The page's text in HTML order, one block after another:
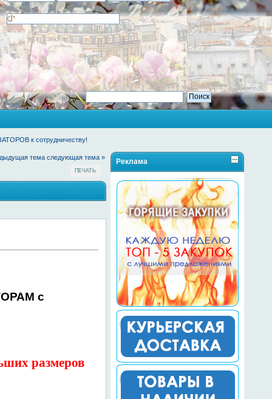
к сотрудничеству!
тема следующая тема »
ПЕЧАТЬ
с
размеров
Реклама